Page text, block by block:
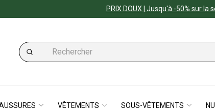
PRIX DOUX | Jusqu'à -50% sur la
VÊTEMENTS SOUS-VÊTEMENTS